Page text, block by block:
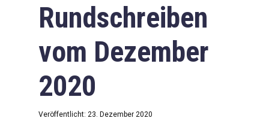
Rundschreiben
vom Dezember
2020
Veröffentlicht: 23. Dezember 2020